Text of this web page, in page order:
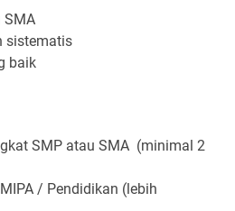
SMA
sistematis
baik
SMP atau SMA (minimal 2
/ Pendidikan (lebih